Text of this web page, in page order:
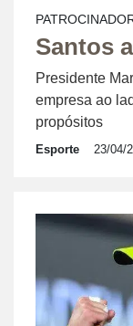
Santos
Presidente
empresa ao
propósitos
Esporte 23/04/